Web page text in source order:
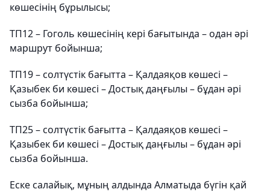
көшесінің бұрылысы;
ТП12 – Гоголь көшесінің кері бағытында – одан әрі
маршрут бойынша;
ТП19 – солтүстік бағытта – Қалдаяқов көшесі –
Қазыбек би көшесі – Достық даңғылы – бұдан әрі
сызба бойынша;
ТП25 – солтүстік бағытта – Қалдаяқов көшесі –
Қазыбек би көшесі – Достық даңғылы – бұдан әрі
сызба бойынша.
Еске салайық, мұның алдында Алматыда бүгін қай